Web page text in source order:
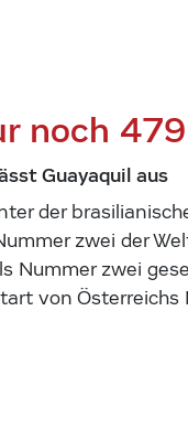
noch
Guayaquil aus
der
zwei der
Nummer zwei
von